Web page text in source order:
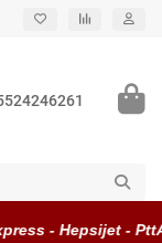
- Hepsijet -